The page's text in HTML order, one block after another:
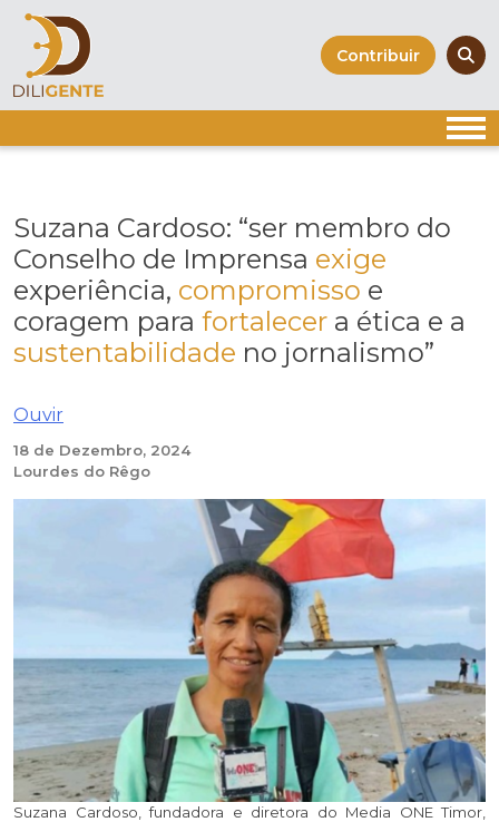
Skip
content
Contribuir
Suzana Cardoso: “ser membro do
Conselho de Imprensa exige
experiência, compromisso e
coragem para fortalecer a ética e a
sustentabilidade no jornalismo”
Ouvir
18 de Dezembro, 2024
Lourdes do Rêgo
Suzana Cardoso, fundadora e diretora do Media ONE Timor,